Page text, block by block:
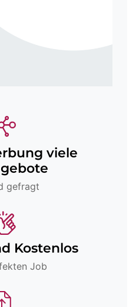
viele
gefragt
Kostenlos
Job